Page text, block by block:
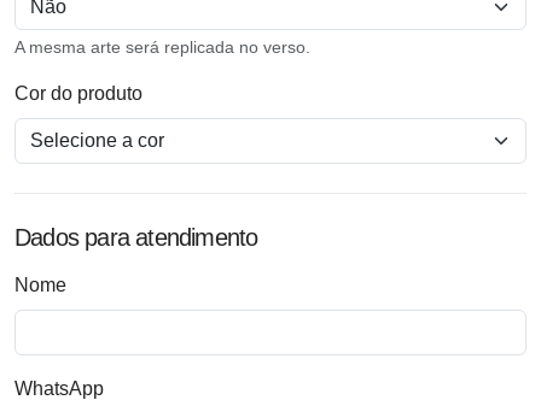
A mesma arte será replicada no verso.
Cor do produto
Dados para atendimento
Nome
WhatsApp